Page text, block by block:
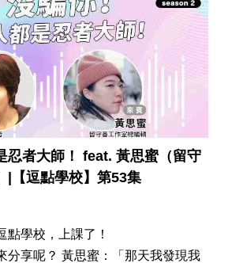
忍者大師！ feat. 黃思蜜（留守
|【逗點學校】第53集
點學校，上課了！
分享呢？ 黃思蜜：「那天我發現我